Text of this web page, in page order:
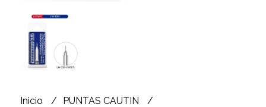
Inicio
PUNTAS CAUTIN